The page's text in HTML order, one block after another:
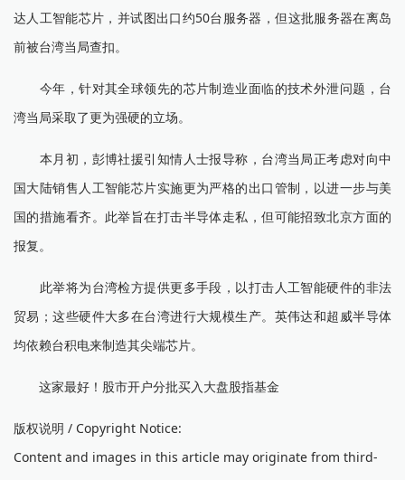
达人工智能芯片，并试图出口约50台服务器，但这批服务器在离岛
前被台湾当局查扣。
今年，针对其全球领先的芯片制造业面临的技术外泄问题，台
湾当局采取了更为强硬的立场。
本月初，彭博社援引知情人士报导称，台湾当局正考虑对向中
国大陆销售人工智能芯片实施更为严格的出口管制，以进一步与美
国的措施看齐。此举旨在打击半导体走私，但可能招致北京方面的
报复。
此举将为台湾检方提供更多手段，以打击人工智能硬件的非法
贸易；这些硬件大多在台湾进行大规模生产。英伟达和超威半导体
均依赖台积电来制造其尖端芯片。
这家最好！股市开户分批买入大盘股指基金
版权说明 / Copyright Notice:
Content and images in this article may originate from third-